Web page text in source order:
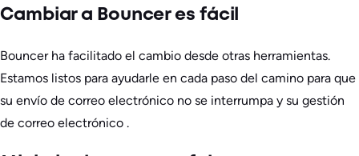
Cambiar a Bouncer es fácil
Bouncer ha facilitado el cambio desde otras herramientas.
Estamos listos para ayudarle en cada paso del camino para que
su envío de correo electrónico no se interrumpa y su gestión
de correo electrónico .